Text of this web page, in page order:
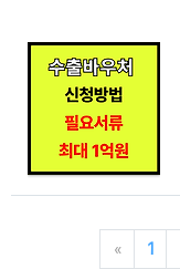
« 1